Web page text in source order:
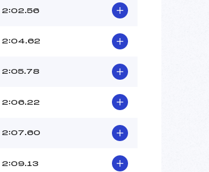
2:02.56
2:04.62
2:05.78
2:06.22
2:07.60
2:09.13